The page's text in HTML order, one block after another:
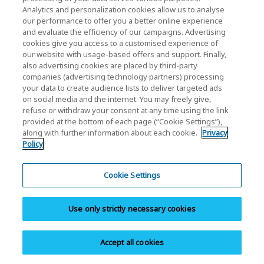
El indicador de Application Performance Class se basa
en el resultado medido en las condiciones especificadas
por la SD Association.
KIOXIA Corporation define los productos que
"Cumple(n) la normativa RoHS" como productos que ( i )
no tienen un valor máximo de concentración en peso en
materiales homogéneos superior al 0,1 % para plomo,
mercurio, cromo hexavalente, polibromobifenilos (PBB),
polibromodifeniléteres (PBDE), bis(0.1-etilhexil) ftalato
(DEHP), dibutilftalato (DBP), butilftalato de bencilo
0,01 % de cadmio; o ( ii ) están comprendidos en
cualquiera de las exenciones de aplicación establecidas
en el Anexo de la Directiva RoHS(*). Esto no significa
que los productos de KIOXIA Corporation marcados
están completamente libres de sustancias controladas
por la Directiva RoHS y no constituye una garantía de
Analytics and personalization cookies allow us to analyse
our performance to offer you a better online experience
and evaluate the efficiency of our campaigns. Advertising
cookies give you access to a customised experience of
our website with usage-based offers and support. Finally,
also advertising cookies are placed by third-party
companies (advertising technology partners) processing
your data to create audience lists to deliver targeted ads
on social media and the internet. You may freely give,
refuse or withdraw your consent at any time using the link
provided at the bottom of each page (“Cookie Settings”),
along with further information about each cookie. Privacy
Policy
Cookie Settings
Use only strictly necessary cookies
Accept all cookies